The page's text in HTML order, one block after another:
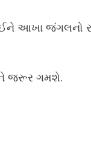
લઈને આખા
જરૂર ગમશે.